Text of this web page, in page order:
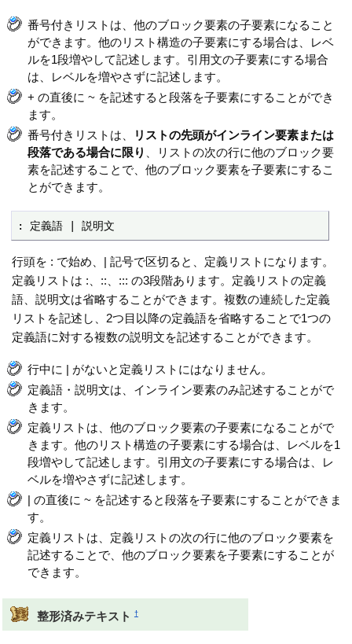
番号付きリストは、他のブロック要素の子要素になること
ができます。他のリスト構造の子要素にする場合は、レベ
ルを1段増やして記述します。引用文の子要素にする場合
は、レベルを増やさずに記述します。
+ の直後に ~ を記述すると段落を子要素にすることができ
ます。
番号付きリストは、
リストの先頭がインライン要素または
段落である場合に限り
、リストの次の行に他のブロック要
素を記述することで、他のブロック要素を子要素にするこ
とができます。
: 定義語 | 説明文
行頭を : で始め、| 記号で区切ると、定義リストになります。
定義リストは :、::、::: の3段階あります。定義リストの定義
語、説明文は省略することができます。複数の連続した定義
リストを記述し、2つ目以降の定義語を省略することで1つの
定義語に対する複数の説明文を記述することができます。
行中に | がないと定義リストにはなりません。
定義語・説明文は、インライン要素のみ記述することがで
きます。
定義リストは、他のブロック要素の子要素になることがで
きます。他のリスト構造の子要素にする場合は、レベルを1
段増やして記述します。引用文の子要素にする場合は、レ
ベルを増やさずに記述します。
| の直後に ~ を記述すると段落を子要素にすることができま
す。
定義リストは、定義リストの次の行に他のブロック要素を
記述することで、他のブロック要素を子要素にすることが
できます。
整形済みテキスト †